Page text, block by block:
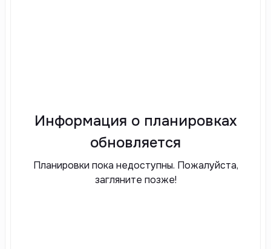
Информация о планировках
обновляется
Планировки пока недоступны. Пожалуйста,
загляните позже!